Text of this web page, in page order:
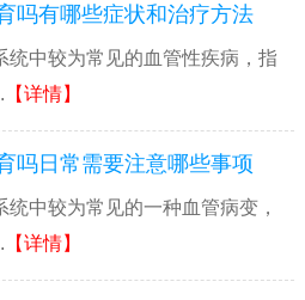
吗有哪些症状和治疗方法
统中较为常见的血管性疾病，指
【详情】
吗日常需要注意哪些事项
中较为常见的一种血管病变，
【详情】